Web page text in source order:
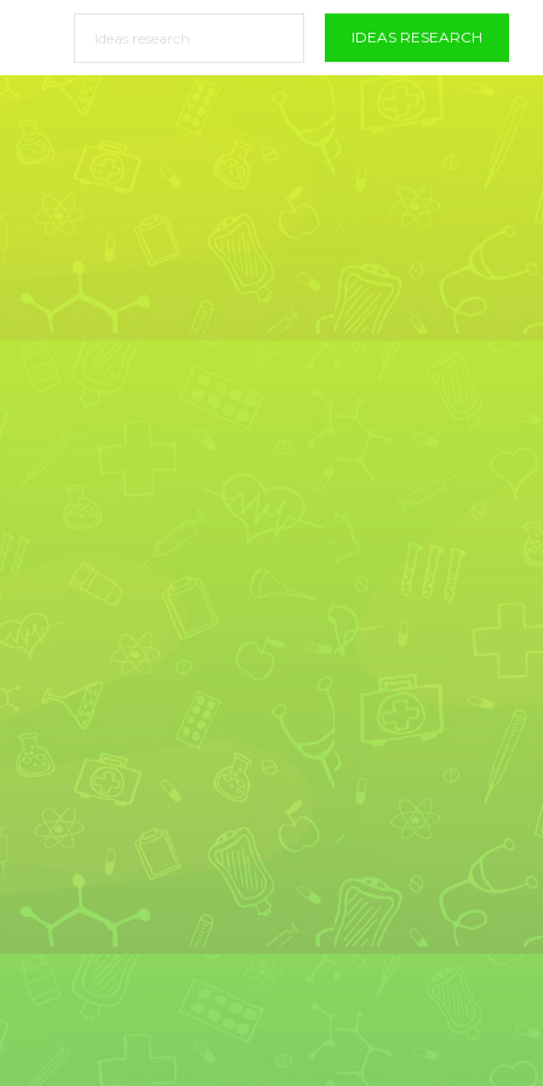
IDEAS RESEARCH